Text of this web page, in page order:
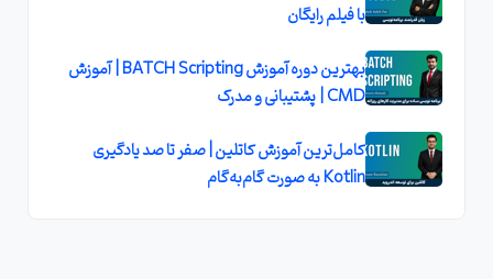
با فیلم رایگان
بهترین دوره آموزش BATCH Scripting | آموزش
CMD | پشتیبانی و مدرک
کامل‌ترین آموزش کاتلین | صفر تا صد یادگیری
Kotlin به صورت گام‌به‌گام